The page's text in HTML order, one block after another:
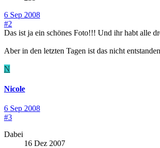
6 Sep 2008
#2
Das ist ja ein schönes Foto!!! Und ihr habt alle
Aber in den letzten Tagen ist das nicht
N
Nicole
6 Sep 2008
#3
Dabei
16 Dez 2007